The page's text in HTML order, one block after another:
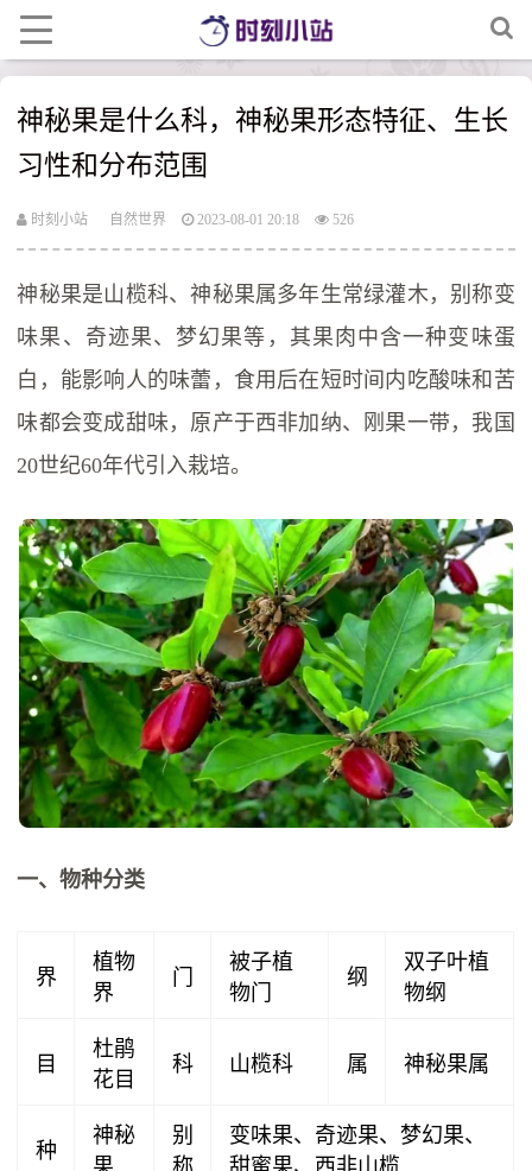
神秘果是什么科，神秘果形态特征、生长
习性和分布范围
时刻小站 自然世界 2023-08-01 20:18 526
神秘果是山榄科、神秘果属多年生常绿灌木，别称变
味果、奇迹果、梦幻果等，其果肉中含一种变味蛋
白，能影响人的味蕾，食用后在短时间内吃酸味和苦
味都会变成甜味，原产于西非加纳、刚果一带，我国
20世纪60年代引入栽培。
一、物种分类
界
植物
界
门
被子植
物门
纲
双子叶植
物纲
目
杜鹃
花目
科 山榄科 属 神秘果属
种
神秘
果
别
称
变味果、奇迹果、梦幻果、
甜蜜果、西非山榄